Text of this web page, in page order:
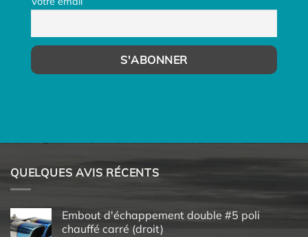
QUELQUES AVIS RÉCENTS
Embout d'échappement double #5 poli
chauffé carré (droit)